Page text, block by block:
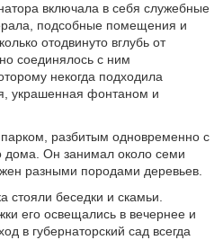
включала в себя служебные
подсобные помещения и
отодвинуто вглубь от
соединялось с ним
некогда подходила
украшенная фонтаном и
разбитым одновременно с
дома. Он занимал около семи
разными породами деревьев.
стояли беседки и скамьи.
его освещались в вечернее и
в губернаторский сад всегда